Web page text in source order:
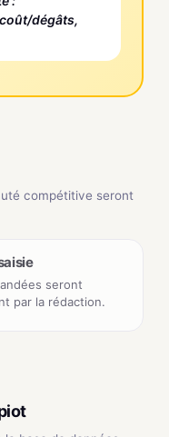
dégâts,
compétitive seront
seront
par la rédaction.